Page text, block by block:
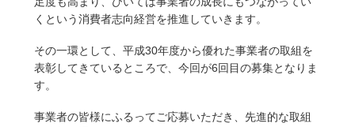
くという消費者志向経営を推進していきます。
その一環として、平成30年度から優れた事業者の取組を
表彰してきているところで、今回が6回目の募集となりま
す。
事業者の皆様にふるってご応募いただき、先進的な取組